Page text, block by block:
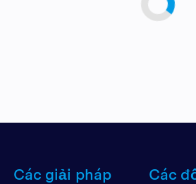
Các giải pháp Các